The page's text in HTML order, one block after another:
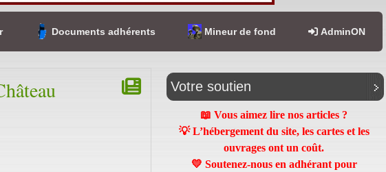
Documents adhérents Mineur de fond AdminON
Votre soutien
📖 Vous aimez lire nos articles ?
💡 L’hébergement du site, les cartes et les
ouvrages ont un coût.
💛 Soutenez-nous en adhérant pour